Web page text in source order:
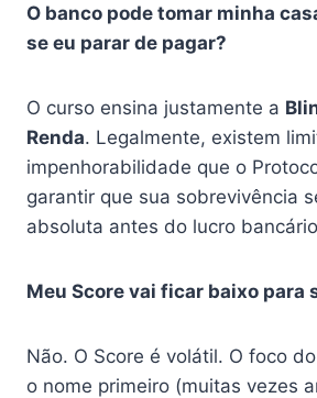
O banco pode tomar minha
se eu parar de pagar?
O curso ensina justamente a
Renda. Legalmente, existem
impenhorabilidade que o
garantir que sua sobrevivência
absoluta antes do lucro
Meu Score vai ficar baixo para
Não. O Score é volátil. O foco
o nome primeiro (muitas vezes